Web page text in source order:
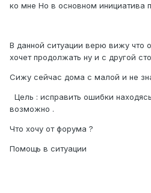
ко мне Но в основном инициатива
В данной ситуации верю вижу что
хочет продолжать ну и с другой
Сижу сейчас дома с малой и не
Цель : исправить ошибки
возможно .
Что хочу от форума ?
Помощь в ситуации